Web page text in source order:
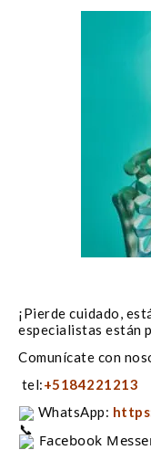
¡Pierde cuidado,
especialistas están
Comunícate con
tel:+5184221213
WhatsApp:
Facebook